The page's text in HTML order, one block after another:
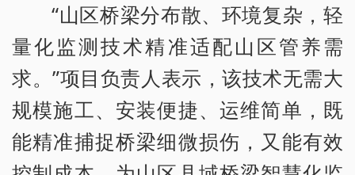
“山区桥梁分布散、环境复杂，轻
量化监测技术精准适配山区管养需
求。”项目负责人表示，该技术无需大
规模施工、安装便捷、运维简单，既
能精准捕捉桥梁细微损伤，又能有效